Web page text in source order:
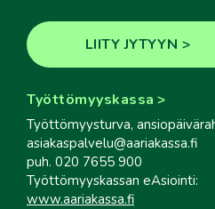
LIITY JYTYYN
Työttömyyskassa
Työttömyysturva,
asiakaspalvelu@aariakassa.fi
puh. 020 7655 900
Työttömyyskassan eAsiointi:
www.aariakassa.fi